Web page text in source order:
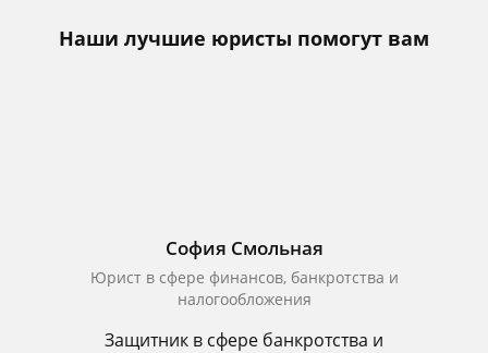
Наши лучшие юристы помогут вам
София Смольная
Юрист в сфере финансов, банкротства и
налогообложения
Защитник в сфере банкротства и